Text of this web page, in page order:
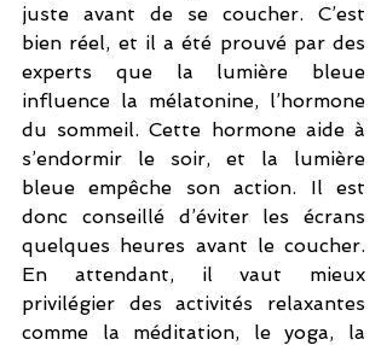
juste avant de se coucher. C’est
bien réel, et il a été prouvé par des
experts que la lumière bleue
influence la mélatonine, l’hormone
du sommeil. Cette hormone aide à
s’endormir le soir, et la lumière
bleue empêche son action. Il est
donc conseillé d’éviter les écrans
quelques heures avant le coucher.
En attendant, il vaut mieux
privilégier des activités relaxantes
comme la méditation, le yoga, la